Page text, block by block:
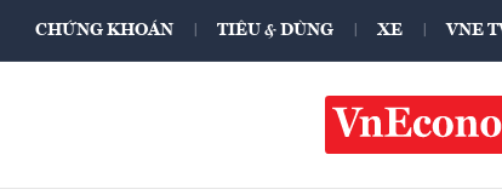
CHỨNG KHOÁN TIÊU & DÙNG XE VNE